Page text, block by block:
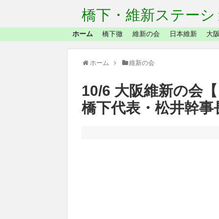
橋下・維新ステーシ
ホーム 橋下徹 維新の会 日本維新 大
ホーム 維新の会
10/6 大阪維新の会
橋下代表・松井幹